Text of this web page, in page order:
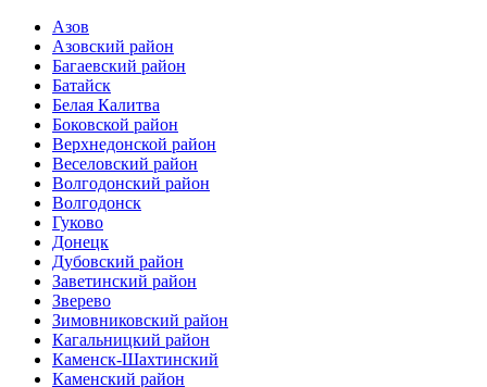
Азов
Азовский район
Багаевский район
Батайск
Белая Калитва
Боковской район
Верхнедонской район
Веселовский район
Волгодонский район
Волгодонск
Гуково
Донецк
Дубовский район
Заветинский район
Зверево
Зимовниковский район
Кагальницкий район
Каменск-Шахтинский
Каменский район